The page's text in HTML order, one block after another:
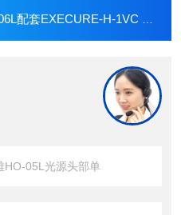
套EXECURE-H-1VC II控制器